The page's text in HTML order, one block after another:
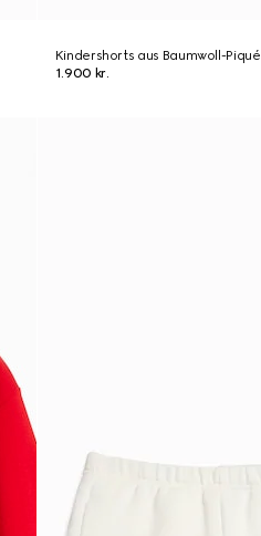
Kindershorts aus Baumwoll-Piqué
1.900 kr.